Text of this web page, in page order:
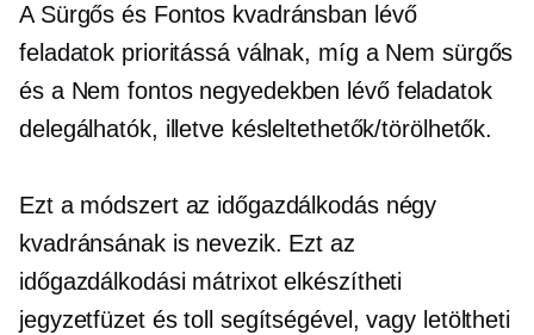
A Sürgős és Fontos kvadránsban lévő
feladatok prioritássá válnak, míg a Nem sürgős
és a Nem fontos negyedekben lévő feladatok
delegálhatók, illetve késleltethetők/törölhetők.
Ezt a módszert az időgazdálkodás négy
kvadránsának is nevezik. Ezt az
időgazdálkodási mátrixot elkészítheti
jegyzetfüzet és toll segítségével, vagy letöltheti